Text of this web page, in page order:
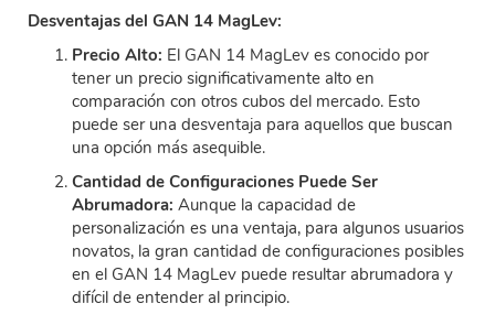
Desventajas del GAN 14 MagLev:
Precio Alto: El GAN 14 MagLev es conocido por
tener un precio significativamente alto en
comparación con otros cubos del mercado. Esto
puede ser una desventaja para aquellos que buscan
una opción más asequible.
Cantidad de Configuraciones Puede Ser
Abrumadora: Aunque la capacidad de
personalización es una ventaja, para algunos usuarios
novatos, la gran cantidad de configuraciones posibles
en el GAN 14 MagLev puede resultar abrumadora y
difícil de entender al principio.